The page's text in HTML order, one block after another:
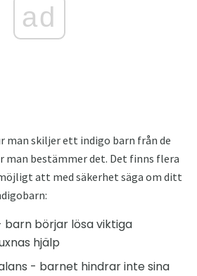
ad
man skiljer ett indigo barn från de
man bestämmer det. Det finns flera
att med säkerhet säga om ditt
börjar lösa viktiga
hjälp
- barnet hindrar inte sina